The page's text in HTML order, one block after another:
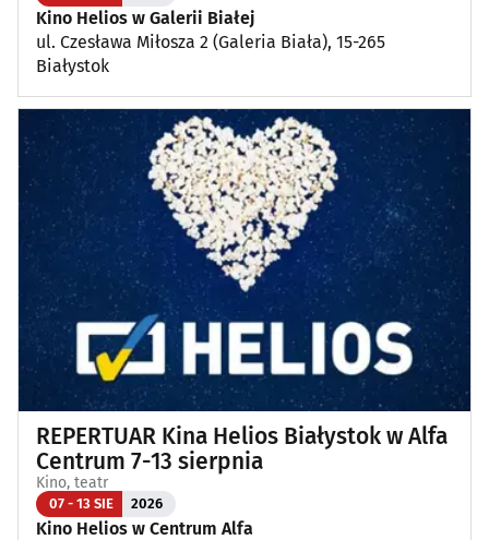
Plenerowe, festyny(9)
Dla dzieci(3)
Targi, konferencje(8)
Wykłady, pokazy, imprezy okolicznościowe (11)
Poza Białymstokiem (1)
Kino Helios w Galerii Białej
ul. Czesława Miłosza 2 (Galeria Biała), 15-265
Białystok
REPERTUAR Kina Helios Białystok w Alfa
Centrum 7-13 sierpnia
Kino, teatr
07 - 13 SIE 2026
Kino Helios w Centrum Alfa